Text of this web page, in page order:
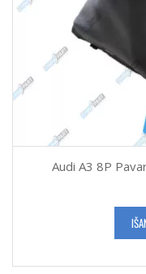
Audi A3 8P